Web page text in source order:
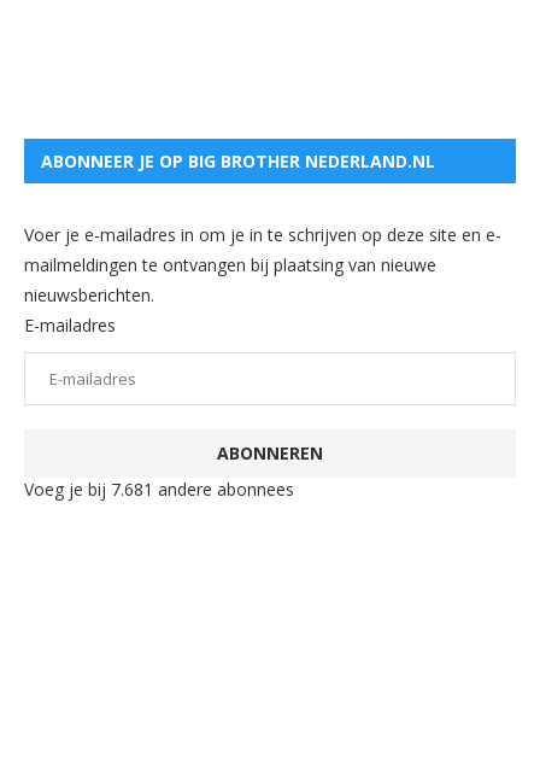
ABONNEER JE OP BIG BROTHER NEDERLAND.NL
Voer je e-mailadres in om je in te schrijven op deze site en e-
mailmeldingen te ontvangen bij plaatsing van nieuwe
nieuwsberichten.
E-mailadres
ABONNEREN
Voeg je bij 7.681 andere abonnees